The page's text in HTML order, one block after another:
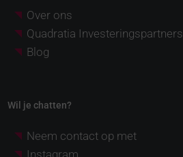
Over ons
Quadratia Investeringspartners
Blog
Wil je chatten?
Neem contact op met
Instagram